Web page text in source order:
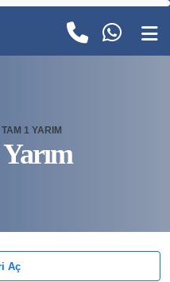
TAM 1 YARIM
Aç